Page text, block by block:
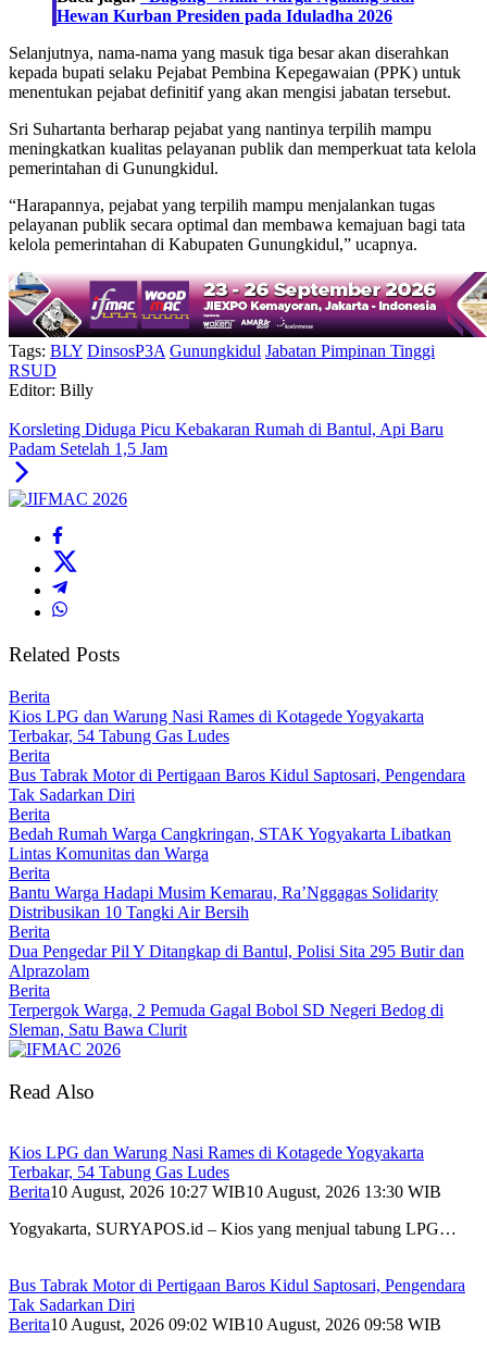
Hewan Kurban Presiden pada Iduladha 2026
Selanjutnya, nama-nama yang masuk tiga besar akan diserahkan
kepada bupati selaku Pejabat Pembina Kepegawaian (PPK) untuk
menentukan pejabat definitif yang akan mengisi jabatan tersebut.
Sri Suhartanta berharap pejabat yang nantinya terpilih mampu
meningkatkan kualitas pelayanan publik dan memperkuat tata kelola
pemerintahan di Gunungkidul.
“Harapannya, pejabat yang terpilih mampu menjalankan tugas
pelayanan publik secara optimal dan membawa kemajuan bagi tata
kelola pemerintahan di Kabupaten Gunungkidul,” ucapnya.
Tags: BLY DinsosP3A Gunungkidul Jabatan Pimpinan Tinggi
RSUD
Editor: Billy
Korsleting Diduga Picu Kebakaran Rumah di Bantul, Api Baru
Padam Setelah 1,5 Jam
Related Posts
Berita
Kios LPG dan Warung Nasi Rames di Kotagede Yogyakarta
Terbakar, 54 Tabung Gas Ludes
Berita
Bus Tabrak Motor di Pertigaan Baros Kidul Saptosari, Pengendara
Tak Sadarkan Diri
Berita
Bedah Rumah Warga Cangkringan, STAK Yogyakarta Libatkan
Lintas Komunitas dan Warga
Berita
Bantu Warga Hadapi Musim Kemarau, Ra’Nggagas Solidarity
Distribusikan 10 Tangki Air Bersih
Berita
Dua Pengedar Pil Y Ditangkap di Bantul, Polisi Sita 295 Butir dan
Alprazolam
Berita
Terpergok Warga, 2 Pemuda Gagal Bobol SD Negeri Bedog di
Sleman, Satu Bawa Clurit
Read Also
Kios LPG dan Warung Nasi Rames di Kotagede Yogyakarta
Terbakar, 54 Tabung Gas Ludes
Berita10 August, 2026 10:27 WIB10 August, 2026 13:30 WIB
Yogyakarta, SURYAPOS.id – Kios yang menjual tabung LPG…
Bus Tabrak Motor di Pertigaan Baros Kidul Saptosari, Pengendara
Tak Sadarkan Diri
Berita10 August, 2026 09:02 WIB10 August, 2026 09:58 WIB